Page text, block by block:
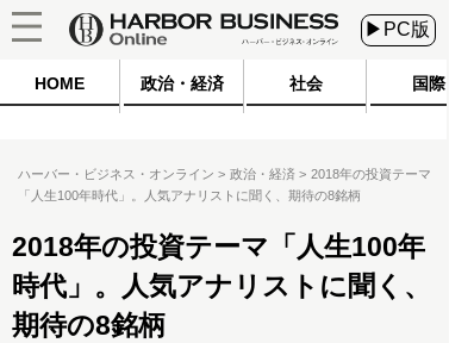
▶PC版
HOME 政治・経済 社会 国際
ハーバー・ビジネス・オンライン 政治・経済
2018年の投資テーマ
「人生100年時代」。人気アナリストに聞く、期待の8銘柄
2018年の投資テーマ「人生100年
時代」。人気アナリストに聞く、
期待の8銘柄